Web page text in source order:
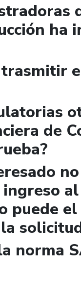
ha
trasmitir
de
al
puede
norma